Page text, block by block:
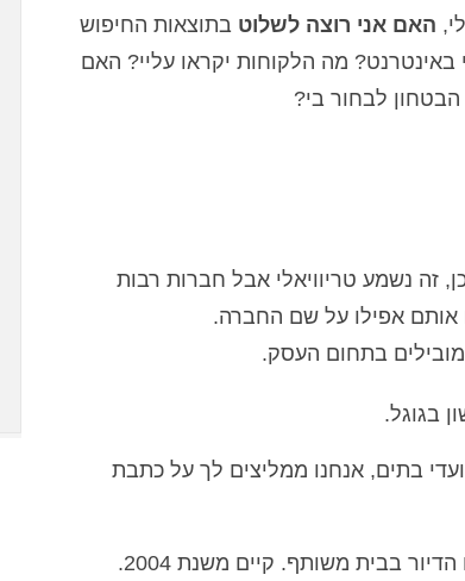
האם אני רוצה לשלוט בתוצאות החיפוש
מה הלקוחות יקראו עליי? האם
הבטחון לבחור בי?
נשמע טריוויאלי אבל חברות רבות
אותם אפילו על שם החברה.
בתחום העסק.
בגוגל.
בתים, אנחנו ממליצים לך על כתבת
"פורטל בית משותף" הנו האתר המוביל בישראל בתחום הדיור בבית משותף. קיים משנת 2004.